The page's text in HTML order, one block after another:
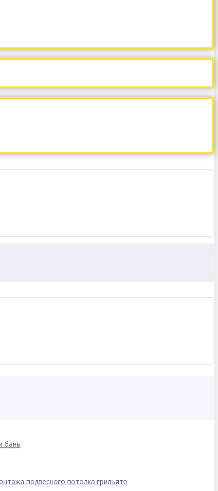
бань
подвесного потолка грильято